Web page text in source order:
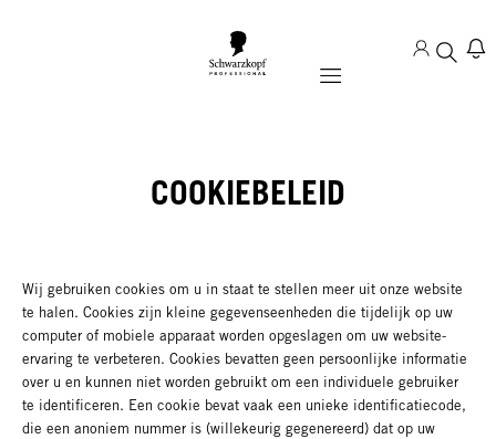
Mobile navigation
COOKIEBELEID
Wij gebruiken cookies om u in staat te stellen meer uit onze website
te halen. Cookies zijn kleine gegevenseenheden die tijdelijk op uw
computer of mobiele apparaat worden opgeslagen om uw website-
ervaring te verbeteren. Cookies bevatten geen persoonlijke informatie
over u en kunnen niet worden gebruikt om een individuele gebruiker
te identificeren. Een cookie bevat vaak een unieke identificatiecode,
die een anoniem nummer is (willekeurig gegenereerd) dat op uw